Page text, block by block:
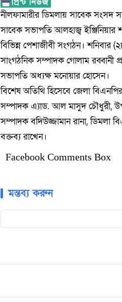
নীলফামারীর ডিমলায় সাবেক সংসদ
সাবেক সভাপতি আলহাজ্ব ইঞ্জিনিয়ার
বিভিন্ন পেশাজীবী সংগঠন।
সাংগঠনিক সম্পাদক গোলাম রব্বানী
সভাপতি অধ্যক্ষ মনোয়ার হোসেন।
বিশেষ অতিথি হিসেবে জেলা
সম্পাদক এ্যাড. আল মাসুদ চৌধুরী,
সম্পাদক বদিউজ্জামান রানা,
বক্তব্য রাখেন।
Facebook Comments Box
মন্তব্য করুন